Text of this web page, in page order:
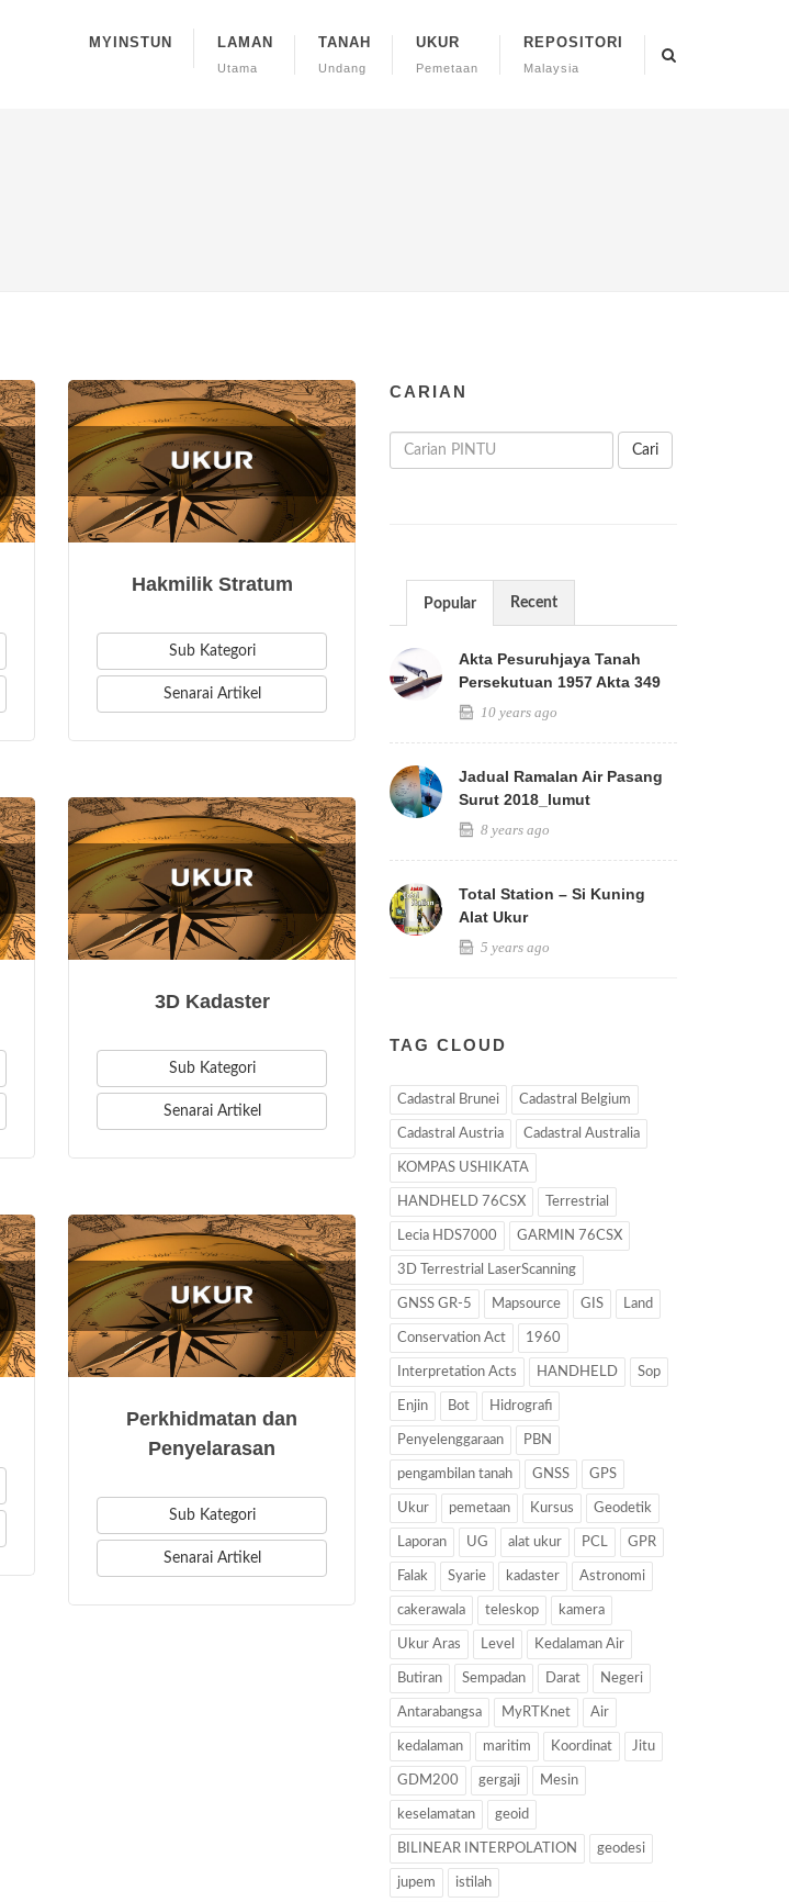
MYINSTUN LAMAN
Utama
TANAH
Undang
UKUR
Pemetaan
REPOSITORI
Malaysia
Hakmilik Stratum
Sub Kategori
Senarai Artikel
3D Kadaster
Sub Kategori
Senarai Artikel
Perkhidmatan dan
Penyelarasan
Sub Kategori
Senarai Artikel
CARIAN
Cari
Popular Recent
Akta Pesuruhjaya Tanah
Persekutuan 1957 Akta 349
10 years ago
Jadual Ramalan Air Pasang
Surut 2018_lumut
8 years ago
Total Station – Si Kuning
Alat Ukur
5 years ago
TAG CLOUD
Cadastral Brunei Cadastral Belgium
Cadastral Austria Cadastral Australia
KOMPAS USHIKATA
HANDHELD 76CSX Terrestrial
Lecia HDS7000 GARMIN 76CSX
3D Terrestrial LaserScanning
GNSS GR-5 Mapsource GIS Land
Conservation Act 1960
Interpretation Acts HANDHELD Sop
Enjin Bot Hidrografi
Penyelenggaraan PBN
pengambilan tanah GNSS GPS
Ukur pemetaan Kursus Geodetik
Laporan UG alat ukur PCL GPR
Falak Syarie kadaster Astronomi
cakerawala teleskop kamera
Ukur Aras Level Kedalaman Air
Butiran Sempadan Darat Negeri
Antarabangsa MyRTKnet Air
kedalaman maritim Koordinat Jitu
GDM200 gergaji Mesin
keselamatan geoid
BILINEAR INTERPOLATION geodesi
jupem istilah